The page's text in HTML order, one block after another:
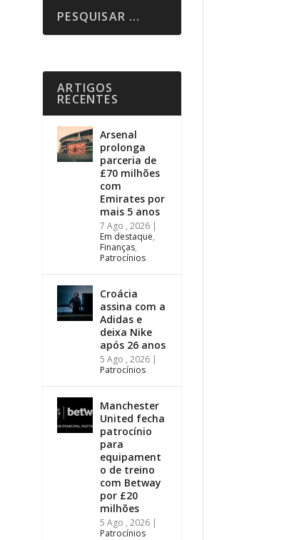
ARTIGOS
RECENTES
Arsenal
prolonga
parceria de
£70 milhões
com
Emirates por
mais 5 anos
7 Ago , 2026 |
Em destaque,
Finanças,
Patrocínios
Croácia
assina com a
Adidas e
deixa Nike
após 26 anos
5 Ago , 2026 |
Patrocínios
Manchester
United fecha
patrocínio
para
equipament
o de treino
com Betway
por £20
milhões
5 Ago , 2026 |
Patrocínios